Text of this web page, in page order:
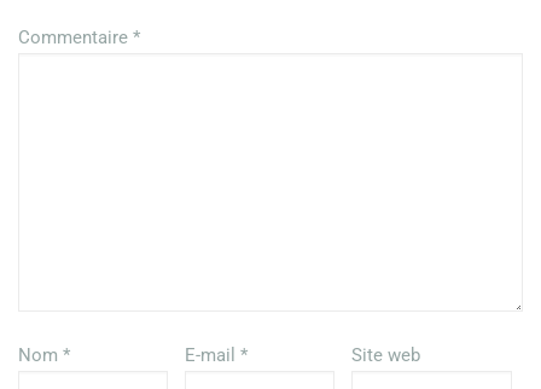
Commentaire *
Nom * E-mail * Site web